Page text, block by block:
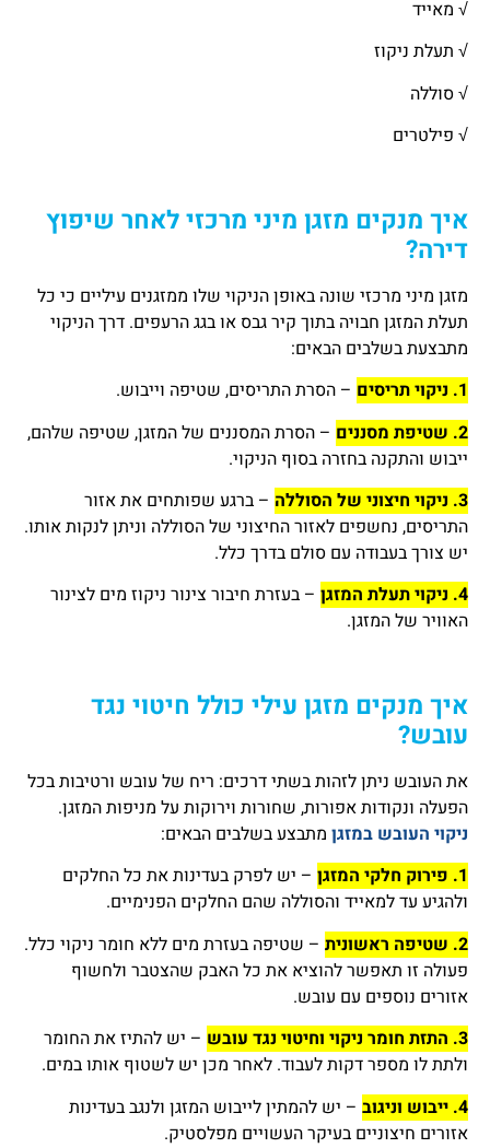
√ מאייד
√ תעלת ניקוז
√ סוללה
√ פילטרים
איך מנקים מזגן מיני מרכזי לאחר שיפוץ
דירה?
מזגן מיני מרכזי שונה באופן הניקוי שלו ממזגנים עיליים כי כל
תעלת המזגן חבויה בתוך קיר גבס או בגג הרעפים. דרך הניקוי
מתבצעת בשלבים הבאים:
1. ניקוי תריסים
– הסרת התריסים, שטיפה וייבוש.
2. שטיפת מסננים
– הסרת המסננים של המזגן, שטיפה שלהם,
ייבוש והתקנה בחזרה בסוף הניקוי.
3. ניקוי חיצוני של הסוללה
– ברגע שפותחים את אזור
התריסים, נחשפים לאזור החיצוני של הסוללה וניתן לנקות אותו.
יש צורך בעבודה עם סולם בדרך כלל.
4. ניקוי תעלת המזגן
– בעזרת חיבור צינור ניקוז מים לצינור
האוויר של המזגן.
איך מנקים מזגן עילי כולל חיטוי נגד
עובש?
את העובש ניתן לזהות בשתי דרכים: ריח של עובש ורטיבות בכל
הפעלה ונקודות אפורות, שחורות וירוקות על מניפות המזגן.
ניקוי העובש במזגן מתבצע בשלבים הבאים:
1. פירוק חלקי המזגן
– יש לפרק בעדינות את כל החלקים
ולהגיע עד למאייד והסוללה שהם החלקים הפנימיים.
2. שטיפה ראשונית
– שטיפה בעזרת מים ללא חומר ניקוי כלל.
פעולה זו תאפשר להוציא את כל האבק שהצטבר ולחשוף
אזורים נוספים עם עובש.
3. התזת חומר ניקוי וחיטוי נגד עובש
– יש להתיז את החומר
ולתת לו מספר דקות לעבוד. לאחר מכן יש לשטוף אותו במים.
4. ייבוש וניגוב
– יש להמתין לייבוש המזגן ולנגב בעדינות
אזורים חיצוניים בעיקר העשויים מפלסטיק.